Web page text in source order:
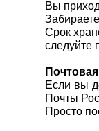
Вы
Срок
следуйте
Если вы
Почты
Просто